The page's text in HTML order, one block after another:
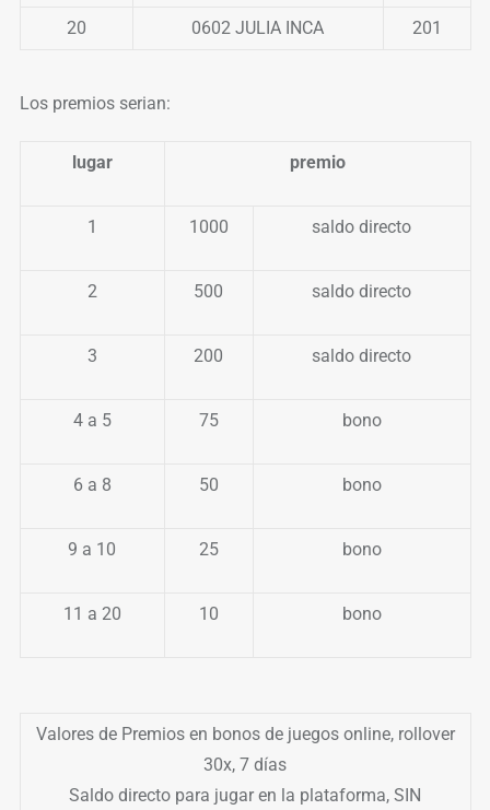
20 0602 JULIA INCA 201
Los premios serian:
lugar premio
1 1000 saldo directo
2 500 saldo directo
3 200 saldo directo
4 a 5 75 bono
6 a 8 50 bono
9 a 10 25 bono
11 a 20 10 bono
Valores de Premios en bonos de juegos online, rollover
30x, 7 días
Saldo directo para jugar en la plataforma, SIN